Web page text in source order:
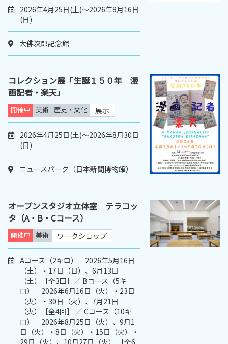
2026年4月25日(土)～2026年8月16日
(日)
大佛次郎記念館
コレクション展「生誕１５０年 漫
画記者・楽天」
開催中 美術 歴史・文化 展示
2026年4月25日(土)～2026年8月30日
(日)
ニュースパーク（日本新聞博物館）
オープンスタジオ立体室 テラコッ
タ（A・B・Cコース）
開催中 美術 ワークショップ
Aコース（2キロ） 2026年5月16日
（土）・17日（日）、6月13日
（土）［全3回］／ Bコース（5キ
ロ） 2026年6月16日（火）・23日
（火）・30日（火）、7月21日
（火）［全4回］ ／ Cコース（10キ
ロ） 2026年8月25日（火）、9月1
日（火）・8日（火）・15日（火）・